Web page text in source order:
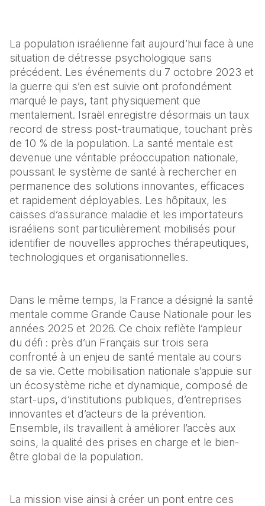
La population israélienne fait aujourd’hui face à une
situation de détresse psychologique sans
précédent. Les événements du 7 octobre 2023 et
la guerre qui s’en est suivie ont profondément
marqué le pays, tant physiquement que
mentalement. Israël enregistre désormais un taux
record de stress post-traumatique, touchant près
de 10 % de la population. La santé mentale est
devenue une véritable préoccupation nationale,
poussant le système de santé à rechercher en
permanence des solutions innovantes, efficaces
et rapidement déployables. Les hôpitaux, les
caisses d’assurance maladie et les importateurs
israéliens sont particulièrement mobilisés pour
identifier de nouvelles approches thérapeutiques,
technologiques et organisationnelles.
Dans le même temps, la France a désigné la santé
mentale comme Grande Cause Nationale pour les
années 2025 et 2026. Ce choix reflète l’ampleur
du défi : près d’un Français sur trois sera
confronté à un enjeu de santé mentale au cours
de sa vie. Cette mobilisation nationale s’appuie sur
un écosystème riche et dynamique, composé de
start-ups, d’institutions publiques, d’entreprises
innovantes et d’acteurs de la prévention.
Ensemble, ils travaillent à améliorer l’accès aux
soins, la qualité des prises en charge et le bien-
être global de la population.
La mission vise ainsi à créer un pont entre ces